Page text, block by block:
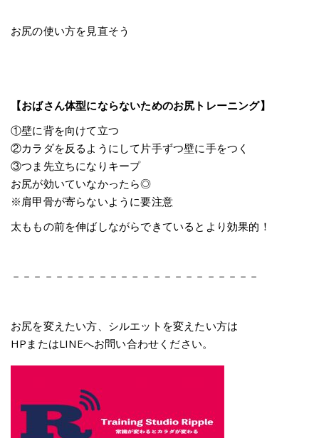
お尻の使い方を見直そう
【おばさん体型にならないためのお尻トレーニング】
①壁に背を向けて立つ
②カラダを反るようにして片手ずつ壁に手をつく
③つま先立ちになりキープ
お尻が効いていなかったら◎
※肩甲骨が寄らないように要注意
太ももの前を伸ばしながらできているとより効果的！
－－－－－－－－－－－－－－－－－－－－－－－
お尻を変えたい方、シルエットを変えたい方は
HPまたはLINEへお問い合わせください。